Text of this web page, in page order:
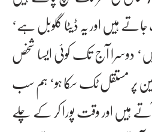
ہیں اور یہ ڈیٹا گلوبل ہے‘
دوسرا آج تک کوئی ایسا شخص
پر مستقل ٹک سکا ہو‘ ہم سب
اور وقت پورا کر کے چلے